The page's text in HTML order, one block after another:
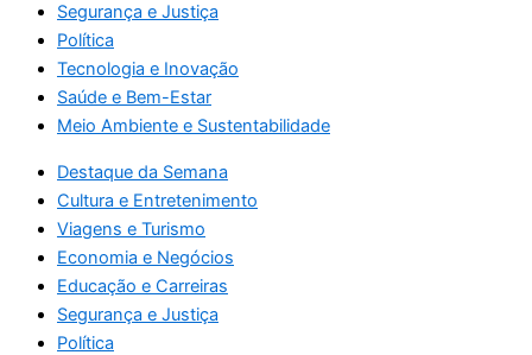
Segurança e Justiça
Política
Tecnologia e Inovação
Saúde e Bem-Estar
Meio Ambiente e Sustentabilidade
Destaque da Semana
Cultura e Entretenimento
Viagens e Turismo
Economia e Negócios
Educação e Carreiras
Segurança e Justiça
Política